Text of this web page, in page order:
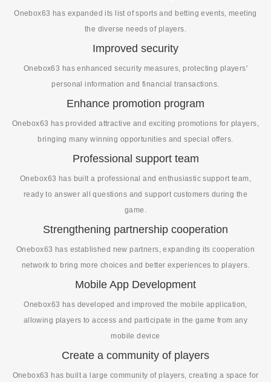
Onebox63 has expanded its list of sports and betting events, meeting
the diverse needs of players.
Improved security
Onebox63 has enhanced security measures, protecting players'
personal information and financial transactions.
Enhance promotion program
Onebox63 has provided attractive and exciting promotions for players,
bringing many winning opportunities and special offers.
Professional support team
Onebox63 has built a professional and enthusiastic support team,
ready to answer all questions and support customers during the
game.
Strengthening partnership cooperation
Onebox63 has established new partners, expanding its cooperation
network to bring more choices and better experiences to players.
Mobile App Development
Onebox63 has developed and improved the mobile application,
allowing players to access and participate in the game from any
mobile device
Create a community of players
Onebox63 has built a large community of players, creating a space for